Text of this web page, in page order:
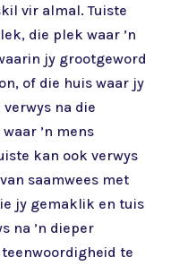
vir almal. Tuiste
die plek waar ’n
jy grootgeword
of die huis waar jy
na die
’n mens
kan ook verwys
saamwees met
jy gemaklik en tuis
na ’n dieper
te